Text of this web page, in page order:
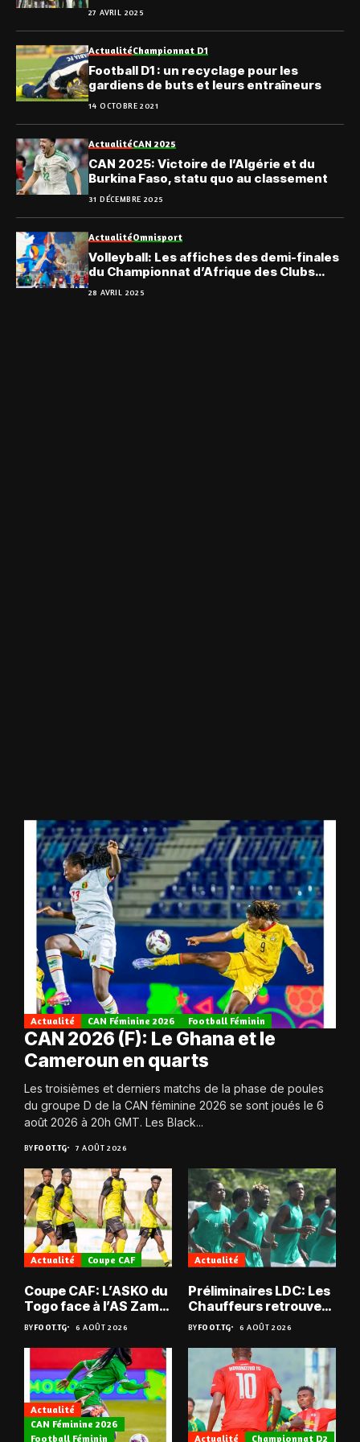
27 AVRIL 2025
ActualitéChampionnat D1
Football D1 : un recyclage pour les
gardiens de buts et leurs entraîneurs
14 OCTOBRE 2021
ActualitéCAN 2025
CAN 2025: Victoire de l’Algérie et du
Burkina Faso, statu quo au classement
31 DÉCEMBRE 2025
ActualitéOmnisport
Volleyball: Les affiches des demi-finales
du Championnat d’Afrique des Clubs
masculins
28 AVRIL 2025
Actualité CAN Féminine 2026 Football Féminin
CAN 2026 (F): Le Ghana et le
Cameroun en quarts
Les troisièmes et derniers matchs de la phase de poules
du groupe D de la CAN féminine 2026 se sont joués le 6
août 2026 à 20h GMT. Les Black...
BYFOOT.TG 7 AOÛT 2026
Actualité Coupe CAF
Coupe CAF: L’ASKO du
Togo face à l’AS Zam
du Niger
BYFOOT.TG 6 AOÛT 2026
Actualité
Préliminaires LDC: Les
Chauffeurs retrouvent
les Mimos
BYFOOT.TG 6 AOÛT 2026
Actualité
CAN Féminine 2026
Football Féminin
Actualité Championnat D2